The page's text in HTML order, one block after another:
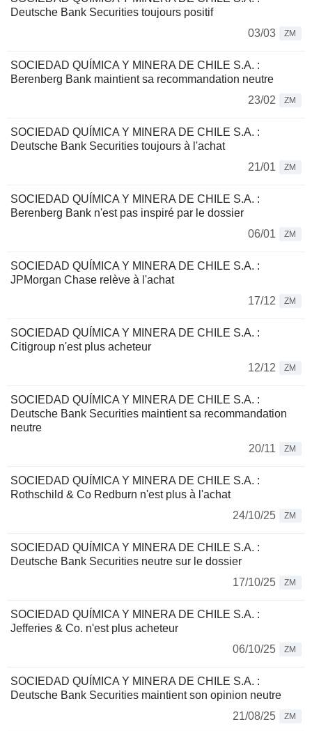
Deutsche Bank Securities toujours positif
03/03
ZM
SOCIEDAD QUÍMICA Y MINERA DE CHILE S.A. :
Berenberg Bank maintient sa recommandation neutre
23/02
ZM
SOCIEDAD QUÍMICA Y MINERA DE CHILE S.A. :
Deutsche Bank Securities toujours à l'achat
21/01
ZM
SOCIEDAD QUÍMICA Y MINERA DE CHILE S.A. :
Berenberg Bank n'est pas inspiré par le dossier
06/01
ZM
SOCIEDAD QUÍMICA Y MINERA DE CHILE S.A. :
JPMorgan Chase relève à l'achat
17/12
ZM
SOCIEDAD QUÍMICA Y MINERA DE CHILE S.A. :
Citigroup n'est plus acheteur
12/12
ZM
SOCIEDAD QUÍMICA Y MINERA DE CHILE S.A. :
Deutsche Bank Securities maintient sa recommandation
neutre
20/11
ZM
SOCIEDAD QUÍMICA Y MINERA DE CHILE S.A. :
Rothschild & Co Redburn n'est plus à l'achat
24/10/25
ZM
SOCIEDAD QUÍMICA Y MINERA DE CHILE S.A. :
Deutsche Bank Securities neutre sur le dossier
17/10/25
ZM
SOCIEDAD QUÍMICA Y MINERA DE CHILE S.A. :
Jefferies & Co. n'est plus acheteur
06/10/25
ZM
SOCIEDAD QUÍMICA Y MINERA DE CHILE S.A. :
Deutsche Bank Securities maintient son opinion neutre
21/08/25
ZM